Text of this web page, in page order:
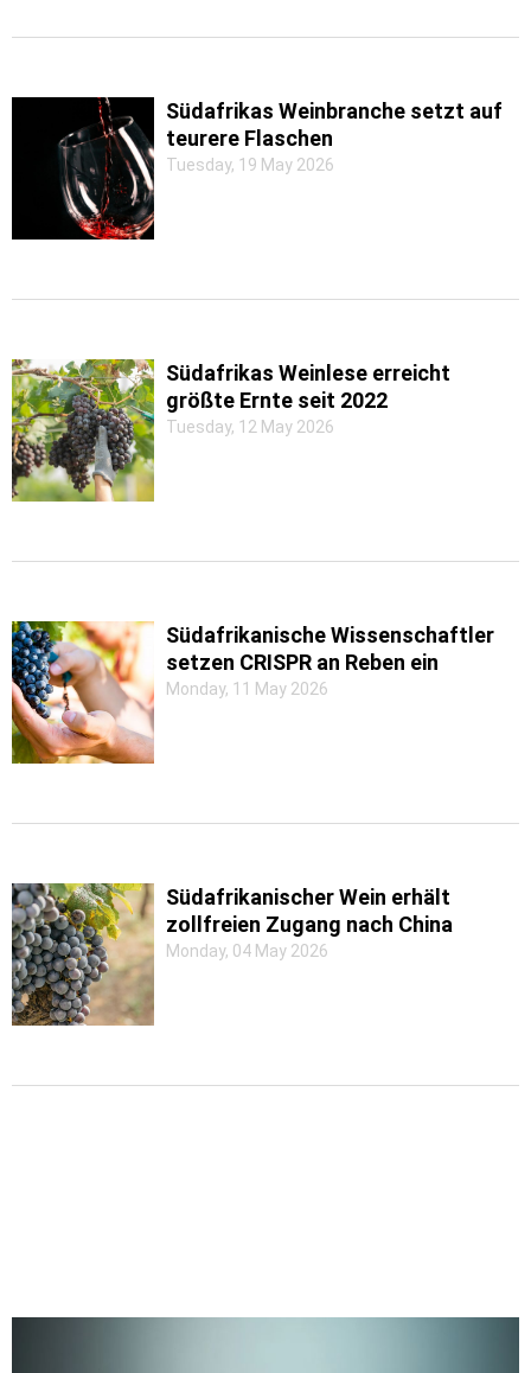
Südafrikas Weinbranche setzt auf
teurere Flaschen
Tuesday, 19 May 2026
Südafrikas Weinlese erreicht
größte Ernte seit 2022
Tuesday, 12 May 2026
Südafrikanische Wissenschaftler
setzen CRISPR an Reben ein
Monday, 11 May 2026
Südafrikanischer Wein erhält
zollfreien Zugang nach China
Monday, 04 May 2026